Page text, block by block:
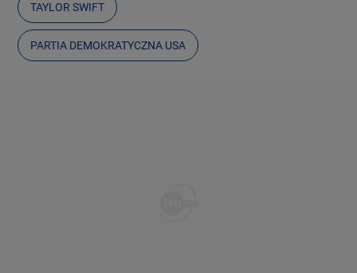
TAYLOR SWIFT
PARTIA DEMOKRATYCZNA USA